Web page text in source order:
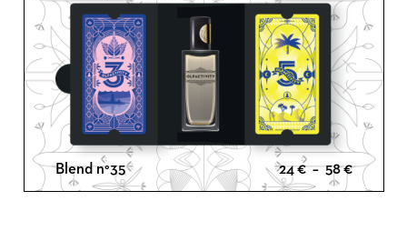
58 €
Blend n°35 24€ – 58€Plage
de